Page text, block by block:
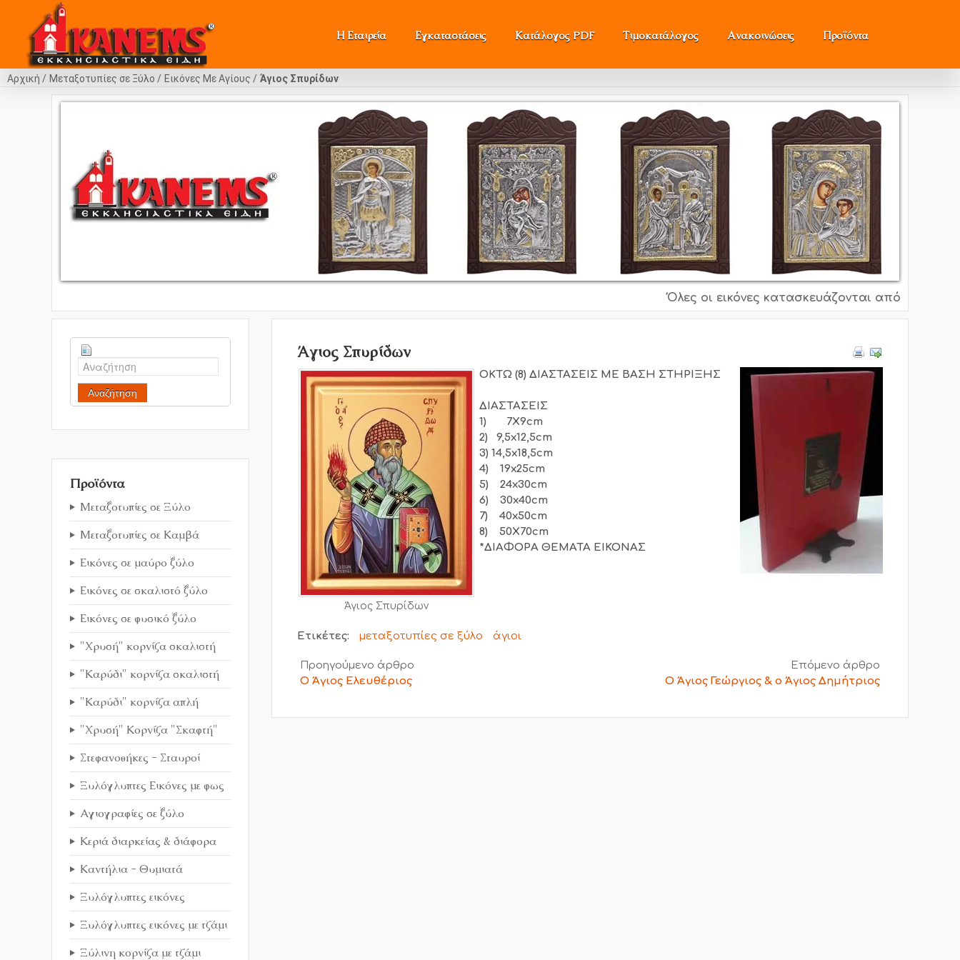
Η Εταιρεία Εγκαταστάσεις Κατάλογος PDF Τιμοκατάλογος Ανακοινώσεις Προϊόντα
Αρχική Μεταξοτυπίες σε Ξύλο Εικόνες Με Αγίους Άγιος Σπυρίδων
Όλες οι εικόνες κατασκευάζονται από ασήμι
Αναζήτηση
Προϊόντα
Μεταξοτυπίες σε Ξύλο
Μεταξοτυπίες σε Καμβά
Εικόνες σε μαύρο ξύλο
Εικόνες σε σκαλιστό ξύλο
Εικόνες σε φυσικό ξύλο
"Χρυσή" κορνίζα σκαλιστή
"Καρύδι" κορνίζα σκαλιστή
"Καρύδι" κορνίζα απλή
"Χρυσή" Κορνίζα "Σκαφτή"
Στεφανοθήκες - Σταυροί
Ξυλόγλυπτες Εικόνες με φως
Αγιογραφίες σε ξύλο
Κεριά διαρκείας & διάφορα
Καντήλια - Θυμιατά
Ξυλόγλυπτες εικόνες
Ξυλόγλυπτες εικόνες με τζάμι
Ξύλινη κορνίζα με τζάμι
Άγιος Σπυρίδων
Άγιος Σπυρίδων
ΟΚΤΩ (8) ΔΙΑΣΤΑΣΕΙΣ ΜΕ ΒΑΣΗ ΣΤΗΡΙΞΗΣ
ΔΙΑΣΤΑΣΕΙΣ
1) 7Χ9cm
2) 9,5x12,5cm
3) 14,5x18,5cm
4) 19x25cm
5) 24x30cm
6) 30x40cm
7) 40x50cm
8) 50Χ70cm
*ΔΙΑΦΟΡΑ ΘΕΜΑΤΑ ΕΙΚΟΝΑΣ
Ετικέτες: μεταξοτυπίες σε ξύλο άγιοι
Προηγούμενο άρθρο
Ο Άγιος Ελευθέριος
Επόμενο άρθρο
Ο Άγιος Γεώργιος & ο Άγιος Δημήτριος